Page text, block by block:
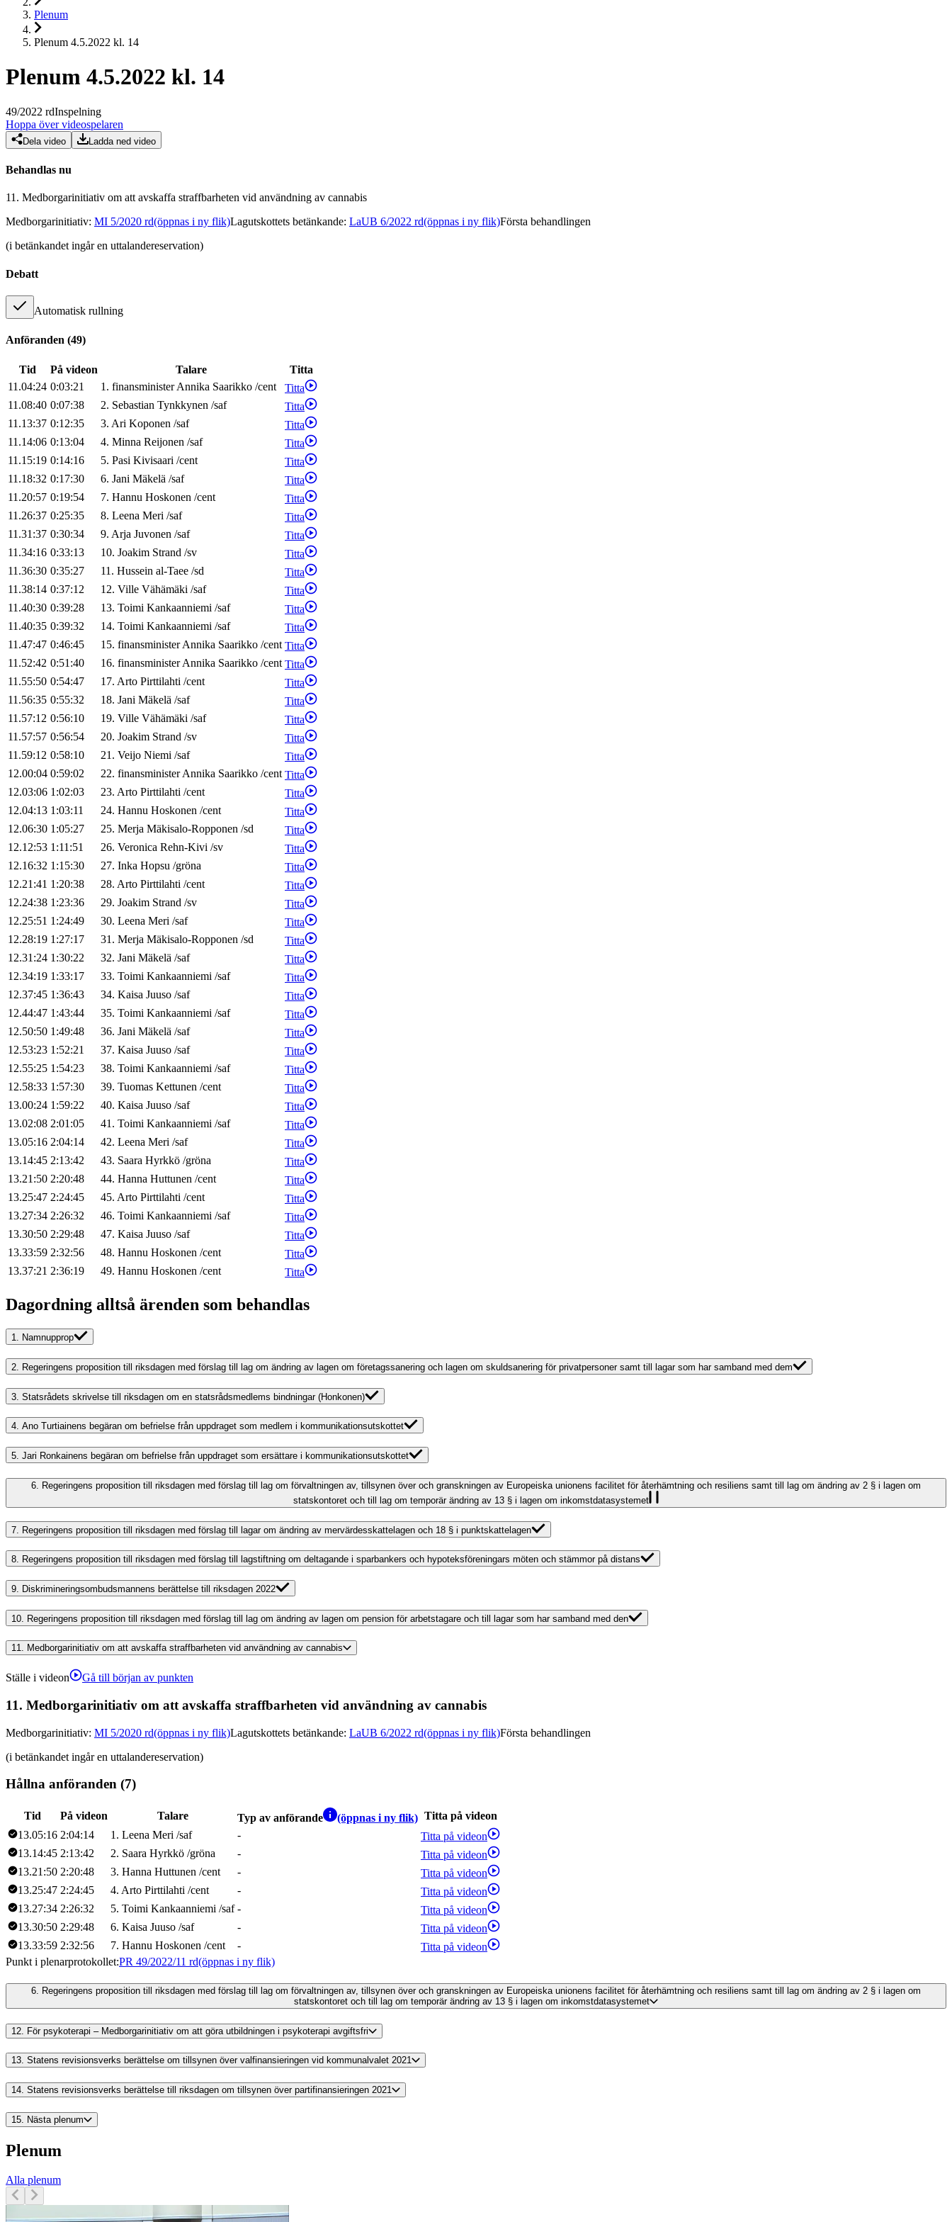
Plenum
Plenum 4.5.2022 kl. 14
Plenum 4.5.2022 kl. 14
49/2022 rdInspelning
Hoppa över videospelaren
Dela video Ladda ned video
Behandlas nu
11. Medborgarinitiativ om att avskaffa straffbarheten vid användning av cannabis
Medborgarinitiativ: MI 5/2020 rd(öppnas i ny flik)Lagutskottets betänkande: LaUB 6/2022 rd(öppnas i ny flik)Första behandlingen
(i betänkandet ingår en uttalandereservation)
Debatt
Automatisk rullning
Anföranden (49)
Tid På videon Talare
Titta
11.04:24 0:03:21 1. finansministerAnnika Saarikko /cent
Titta
11.08:40 0:07:38 2. Sebastian Tynkkynen /saf
Titta
11.13:37 0:12:35 3. Ari Koponen /saf
Titta
11.14:06 0:13:04 4. Minna Reijonen /saf
Titta
11.15:19 0:14:16 5. Pasi Kivisaari /cent
Titta
11.18:32 0:17:30 6. Jani Mäkelä /saf
Titta
11.20:57 0:19:54 7. Hannu Hoskonen /cent
Titta
11.26:37 0:25:35 8. Leena Meri /saf
Titta
11.31:37 0:30:34 9. Arja Juvonen /saf
Titta
11.34:16 0:33:13 10. Joakim Strand /sv
Titta
11.36:30 0:35:27 11. Hussein al-Taee /sd
Titta
11.38:14 0:37:12 12. Ville Vähämäki /saf
Titta
11.40:30 0:39:28 13. Toimi Kankaanniemi /saf
Titta
11.40:35 0:39:32 14. Toimi Kankaanniemi /saf
Titta
11.47:47 0:46:45 15. finansministerAnnika Saarikko /cent Titta
11.52:42 0:51:40 16. finansministerAnnika Saarikko /cent Titta
11.55:50 0:54:47 17. Arto Pirttilahti /cent
Titta
11.56:35 0:55:32 18. Jani Mäkelä /saf
Titta
11.57:12 0:56:10 19. Ville Vähämäki /saf
Titta
11.57:57 0:56:54 20. Joakim Strand /sv
Titta
11.59:12 0:58:10 21. Veijo Niemi /saf
Titta
12.00:04 0:59:02 22. finansministerAnnika Saarikko /cent Titta
12.03:06 1:02:03 23. Arto Pirttilahti /cent
Titta
12.04:13 1:03:11 24. Hannu Hoskonen /cent
Titta
12.06:30 1:05:27 25. Merja Mäkisalo-Ropponen /sd
Titta
12.12:53 1:11:51 26. Veronica Rehn-Kivi /sv
Titta
12.16:32 1:15:30 27. Inka Hopsu /gröna
Titta
12.21:41 1:20:38 28. Arto Pirttilahti /cent
Titta
12.24:38 1:23:36 29. Joakim Strand /sv
Titta
12.25:51 1:24:49 30. Leena Meri /saf
Titta
12.28:19 1:27:17 31. Merja Mäkisalo-Ropponen /sd
Titta
12.31:24 1:30:22 32. Jani Mäkelä /saf
Titta
12.34:19 1:33:17 33. Toimi Kankaanniemi /saf
Titta
12.37:45 1:36:43 34. Kaisa Juuso /saf
Titta
12.44:47 1:43:44 35. Toimi Kankaanniemi /saf
Titta
12.50:50 1:49:48 36. Jani Mäkelä /saf
Titta
12.53:23 1:52:21 37. Kaisa Juuso /saf
Titta
12.55:25 1:54:23 38. Toimi Kankaanniemi /saf
Titta
12.58:33 1:57:30 39. Tuomas Kettunen /cent
Titta
13.00:24 1:59:22 40. Kaisa Juuso /saf
Titta
13.02:08 2:01:05 41. Toimi Kankaanniemi /saf
Titta
13.05:16 2:04:14 42. Leena Meri /saf
Titta
13.14:45 2:13:42 43. Saara Hyrkkö /gröna
Titta
13.21:50 2:20:48 44. Hanna Huttunen /cent
Titta
13.25:47 2:24:45 45. Arto Pirttilahti /cent
Titta
13.27:34 2:26:32 46. Toimi Kankaanniemi /saf
Titta
13.30:50 2:29:48 47. Kaisa Juuso /saf
Titta
13.33:59 2:32:56 48. Hannu Hoskonen /cent
Titta
13.37:21 2:36:19 49. Hannu Hoskonen /cent Titta
Dagordning alltså ärenden som behandlas
1. Namnupprop
2. Regeringens proposition till riksdagen med förslag till lag om ändring av lagen om företagssanering och lagen om skuldsanering för privatpersoner samt till lagar som har samband med dem
3. Statsrådets skrivelse till riksdagen om en statsrådsmedlems bindningar (Honkonen)
4. Ano Turtiainens begäran om befrielse från uppdraget som medlem i kommunikationsutskottet
5. Jari Ronkainens begäran om befrielse från uppdraget som ersättare i kommunikationsutskottet
6.
Regeringens proposition till riksdagen med förslag till lag om förvaltningen av, tillsynen över och granskningen av Europeiska unionens facilitet för återhämtning och resiliens samt till lag om ändring av 2 § i lagen om
statskontoret och till lag om temporär ändring av 13 § i lagen om inkomstdatasystemet
7. Regeringens proposition till riksdagen med förslag till lagar om ändring av mervärdesskattelagen och 18 § i punktskattelagen
8. Regeringens proposition till riksdagen med förslag till lagstiftning om deltagande i sparbankers och hypoteksföreningars möten och stämmor på distans
9. Diskrimineringsombudsmannens berättelse till riksdagen 2022
10. Regeringens proposition till riksdagen med förslag till lag om ändring av lagen om pension för arbetstagare och till lagar som har samband med den
11. Medborgarinitiativ om att avskaffa straffbarheten vid användning av cannabis
Ställe i videon Gå till början av punkten
11. Medborgarinitiativ om att avskaffa straffbarheten vid användning av cannabis
Medborgarinitiativ: MI 5/2020 rd(öppnas i ny flik)Lagutskottets betänkande: LaUB 6/2022 rd(öppnas i ny flik)Första behandlingen
(i betänkandet ingår en uttalandereservation)
Hållna anföranden (7)
Tid På videon Talare Typ av anförande (öppnas i ny flik) Titta på videon
13.05:16 2:04:14 1 . Leena Meri /saf -
Titta på videon
13.14:45 2:13:42 2. Saara Hyrkkö /gröna -
Titta på videon
13.21:50 2:20:48 3. Hanna Huttunen /cent -
Titta på videon
13.25:47 2:24:45 4. Arto Pirttilahti /cent -
Titta på videon
13.27:34 2:26:32 5. Toimi Kankaanniemi /saf -
Titta på videon
13.30:50 2:29:48 6. Kaisa Juuso /saf -
Titta på videon
13.33:59 2:32:56 7. Hannu Hoskonen /cent -
Titta på videon
Punkt i plenarprotokollet:PR 49/2022/11 rd(öppnas i ny flik)
6.
Regeringens proposition till riksdagen med förslag till lag om förvaltningen av, tillsynen över och granskningen av Europeiska unionens facilitet för återhämtning och resiliens samt till lag om ändring av 2 § i lagen om
statskontoret och till lag om temporär ändring av 13 § i lagen om inkomstdatasystemet
12. För psykoterapi – Medborgarinitiativ om att göra utbildningen i psykoterapi avgiftsfri
13. Statens revisionsverks berättelse om tillsynen över valfinansieringen vid kommunalvalet 2021
14. Statens revisionsverks berättelse till riksdagen om tillsynen över partifinansieringen 2021
15. Nästa plenum
Plenum
Alla plenum